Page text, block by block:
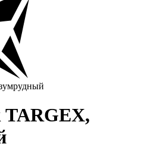
TARGEX,